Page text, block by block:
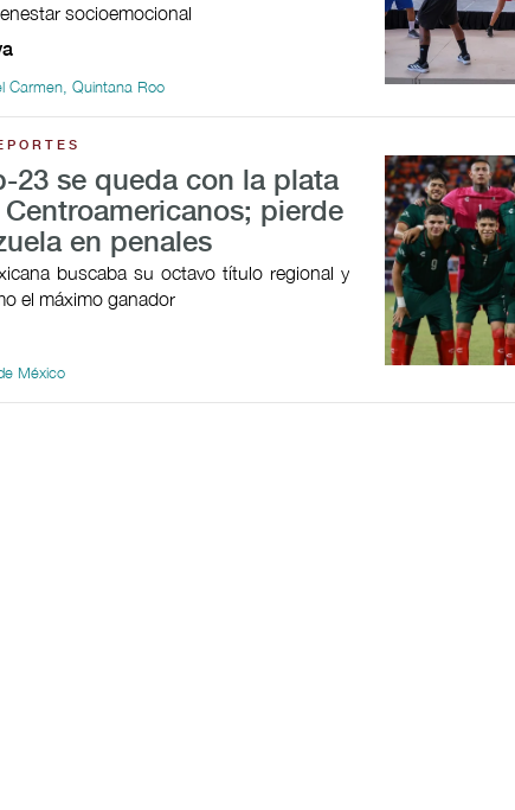
socioemocional
Carmen, Quintana Roo
23 se queda con la plata
pierde
en penales
buscaba su octavo título regional y
el máximo ganador
México